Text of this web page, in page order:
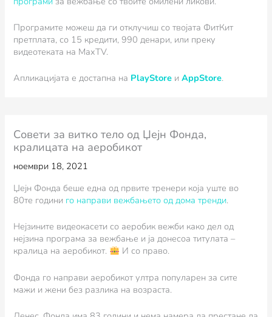
Програмите можеш да ги отклучиш со твојата ФитКит
претплата, со 15 кредити, 990 денари, или преку
видеотеката на MaxTV.
Апликацијата е достапна на PlayStore иAppStore.
Совети за витко тело од Џејн Фонда,
кралицата на аеробикот
ноември 18, 2021
Џејн Фонда беше една од првите тренери која уште во
80те години го направи вежбањето од дома тренди.
Нејзините видеокасети со аеробик вежби како дел од
нејзина програма за вежбање и ја донесоа титулата –
кралица на аеробикот.
И со право.
Фонда го направи аеробикот ултра популарен за сите
мажи и жени без разлика на возраста.